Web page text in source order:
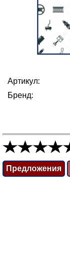
Артикул:
Бренд:
Предложения